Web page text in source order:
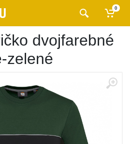
0
dvojfarebné
zelené